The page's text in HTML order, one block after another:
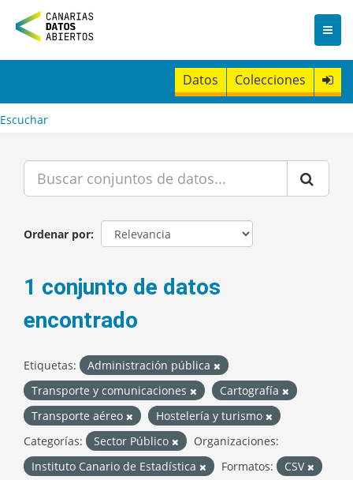
n
t
Datos Colecciones
Escuchar
Ordenar por
1 conjunto de datos
encontrado
Etiquetas:
Administración pública
Transporte y comunicaciones
Cartografía
Transporte aéreo
Hostelería y turismo
Categorías:
Sector Público
Organizaciones:
Instituto Canario de Estadística
Formatos:
CSV